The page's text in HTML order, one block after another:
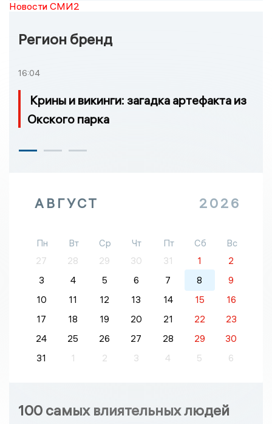
Новости СМИ2
Регион бренд
16:04
Крины и викинги: загадка артефакта из
Окского парка
АВГУСТ 2026
Пн Вт Ср Чт Пт Сб
Вс
27
28 29 30 31 1
2
3
4 5 6 7 8
9
10
11 12 13 14 15
16
17
18 19 20 21 22
23
24
25 26 27 28 29
30
31
1 2 3 4 5 6
100 самых влиятельных людей